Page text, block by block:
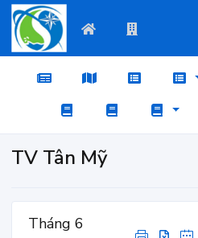
TV Tân Mỹ
Tháng 6